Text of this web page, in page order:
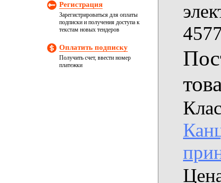
Регистрация
Зарегистрироваться для оплаты
подписки и получения доступа к
текстам новых тендеров
Оплатить подписку
Получить счет, ввести номер
платежки